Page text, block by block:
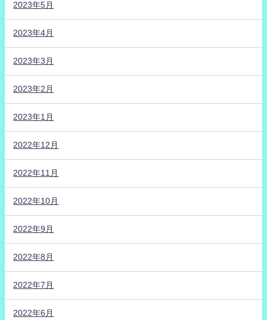
2023年5月
2023年4月
2023年3月
2023年2月
2023年1月
2022年12月
2022年11月
2022年10月
2022年9月
2022年8月
2022年7月
2022年6月